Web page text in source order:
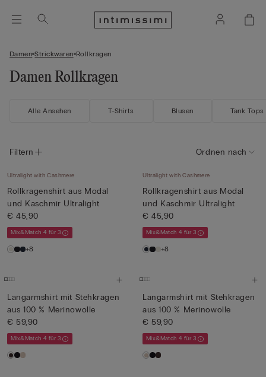
Damen Strickwaren Rollkragen
Damen Rollkragen
Alle Ansehen T-Shirts Blusen Tank Tops
Filtern Ordnen nach
Ultralight with Cashmere
Rollkragenshirt aus Modal
und Kaschmir Ultralight
€ 45,90
Mix&Match 4 für 3
+8
Ultralight with Cashmere
Rollkragenshirt aus Modal
und Kaschmir Ultralight
€ 45,90
Mix&Match 4 für 3
+8
Langarmshirt mit Stehkragen
aus 100 % Merinowolle
€ 59,90
Mix&Match 4 für 3
Langarmshirt mit Stehkragen
aus 100 % Merinowolle
€ 59,90
Mix&Match 4 für 3